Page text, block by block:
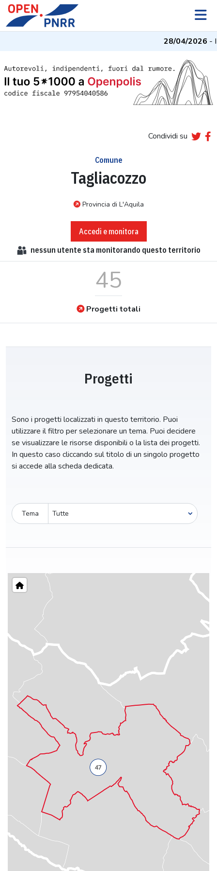
28/04/2026- I
Condividi su
Comune
Tagliacozzo
Provincia di L'Aquila
Accedi e monitora
nessun utente sta monitorando questo territorio
45
Progetti totali
Progetti
Sono i progetti localizzati in questo territorio. Puoi
utilizzare il filtro per selezionare un tema. Puoi decidere
se visualizzare le risorse disponibili o la lista dei progetti.
In questo caso cliccando sul titolo di un singolo progetto
si accede alla scheda dedicata.
Tema
Pro-capite